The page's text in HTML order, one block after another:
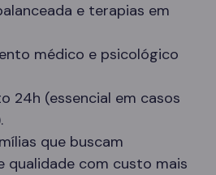
e terapias em
médico e psicológico
24h (essencial em casos
que buscam
qualidade com custo mais